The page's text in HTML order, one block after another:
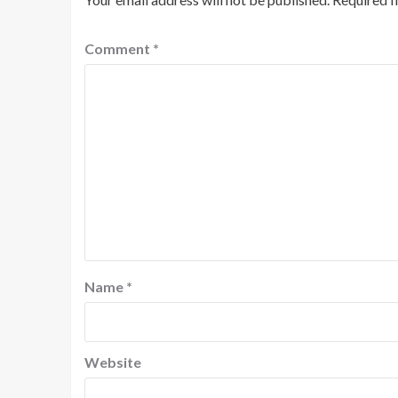
Comment *
Name *
Website